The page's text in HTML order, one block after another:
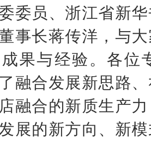
委员、浙江省新
事长蒋传洋，与
果与经验。各位
融合发展新思路
融合的新质生产
展的新方向、新